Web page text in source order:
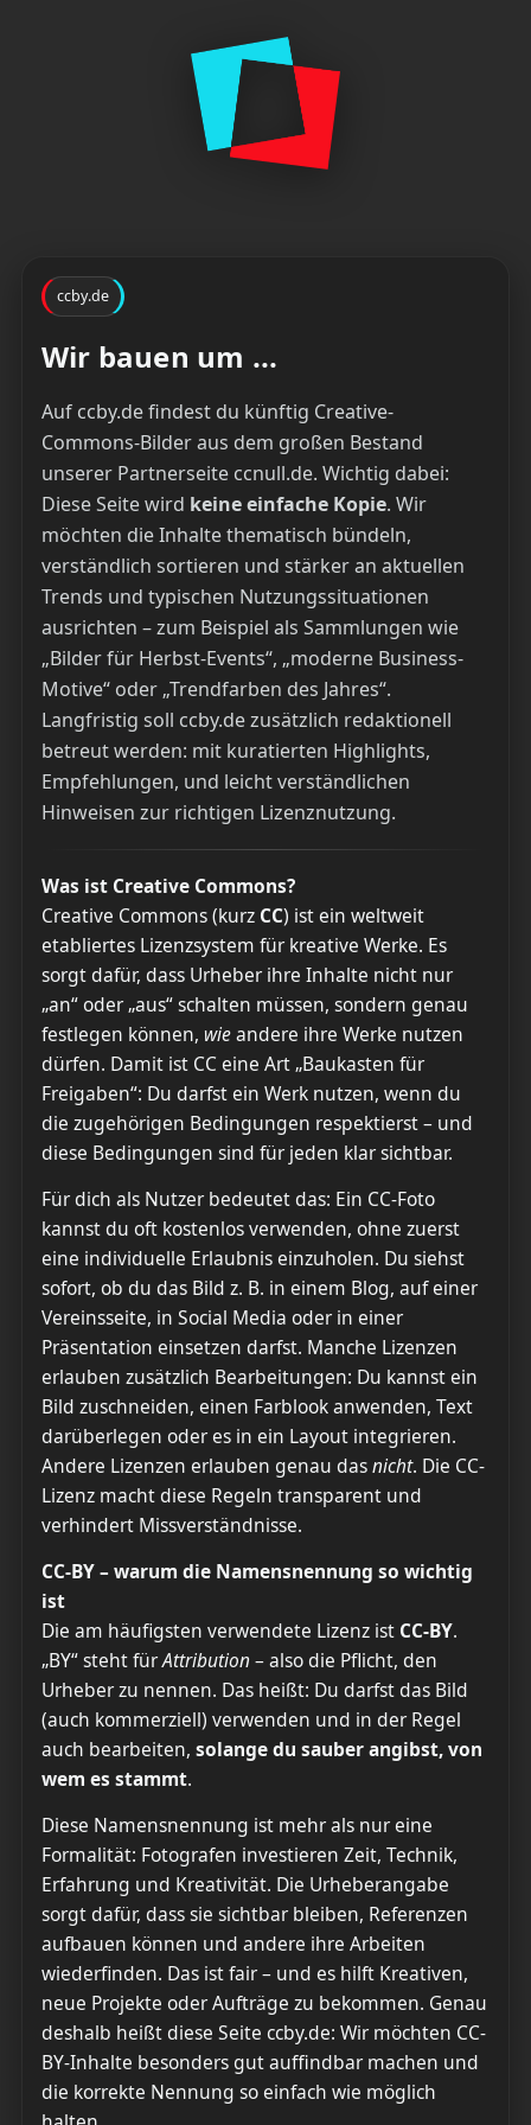
ccby.de
Wir bauen um ...
Auf ccby.de findest du künftig Creative-
Commons-Bilder aus dem großen Bestand
unserer Partnerseite ccnull.de. Wichtig dabei:
Diese Seite wird keine einfache Kopie. Wir
möchten die Inhalte thematisch bündeln,
verständlich sortieren und stärker an aktuellen
Trends und typischen Nutzungssituationen
ausrichten – zum Beispiel als Sammlungen wie
„Bilder für Herbst-Events“, „moderne Business-
Motive“ oder „Trendfarben des Jahres“.
Langfristig soll ccby.de zusätzlich redaktionell
betreut werden: mit kuratierten Highlights,
Empfehlungen, und leicht verständlichen
Hinweisen zur richtigen Lizenznutzung.
Was ist Creative Commons?
Creative Commons (kurz CC) ist ein weltweit
etabliertes Lizenzsystem für kreative Werke. Es
sorgt dafür, dass Urheber ihre Inhalte nicht nur
„an“ oder „aus“ schalten müssen, sondern genau
festlegen können, wieandere ihre Werke nutzen
dürfen. Damit ist CC eine Art „Baukasten für
Freigaben“: Du darfst ein Werk nutzen, wenn du
die zugehörigen Bedingungen respektierst – und
diese Bedingungen sind für jeden klar sichtbar.
Für dich als Nutzer bedeutet das: Ein CC-Foto
kannst du oft kostenlos verwenden, ohne zuerst
eine individuelle Erlaubnis einzuholen. Du siehst
sofort, ob du das Bild z. B. in einem Blog, auf einer
Vereinsseite, in Social Media oder in einer
Präsentation einsetzen darfst. Manche Lizenzen
erlauben zusätzlich Bearbeitungen: Du kannst ein
Bild zuschneiden, einen Farblook anwenden, Text
darüberlegen oder es in ein Layout integrieren.
Andere Lizenzen erlauben genau dasnicht. Die CC-
Lizenz macht diese Regeln transparent und
verhindert Missverständnisse.
CC-BY – warum die Namensnennung so wichtig
ist
Die am häufigsten verwendete Lizenz ist CC-BY.
„BY“ steht fürAttribution– also die Pflicht, den
Urheber zu nennen. Das heißt: Du darfst das Bild
(auch kommerziell) verwenden und in der Regel
auch bearbeiten, solange du sauber angibst, von
wem es stammt.
Diese Namensnennung ist mehr als nur eine
Formalität: Fotografen investieren Zeit, Technik,
Erfahrung und Kreativität. Die Urheberangabe
sorgt dafür, dass sie sichtbar bleiben, Referenzen
aufbauen können und andere ihre Arbeiten
wiederfinden. Das ist fair – und es hilft Kreativen,
neue Projekte oder Aufträge zu bekommen. Genau
deshalb heißt diese Seite ccby.de: Wir möchten CC-
BY-Inhalte besonders gut auffindbar machen und
die korrekte Nennung so einfach wie möglich